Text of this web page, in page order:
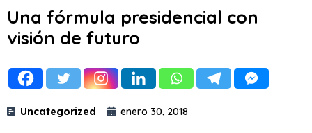
Una fórmula presidencial con
visión de futuro
Uncategorized enero 30, 2018